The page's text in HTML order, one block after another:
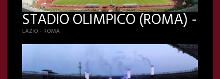
STADIO OLIMPICO (ROMA) -
LAZIO - ROMA